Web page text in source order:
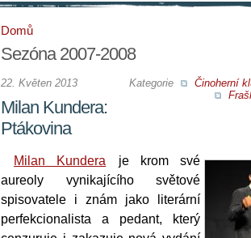
Domů
Sezóna 2007-2008
Kategorie Činoherní
22. Květen 2013
Milan Kundera:
Ptákovina
Milan Kundera
je krom své
aureoly vynikajícího světové
spisovatele i znám jako literární
perfekcionalista a pedant, který